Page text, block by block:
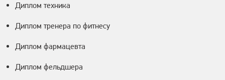
Диплом техника
Диплом тренера по фитнесу
Диплом фармацевта
Диплом фельдшера